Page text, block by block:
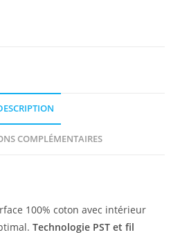
COMPLÉMENTAIRES
100% coton avec intérieur
Technologie PST et fil